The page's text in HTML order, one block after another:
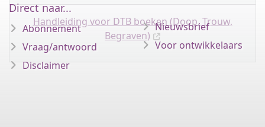
Handleiding voor DTB boeken (Doop, Trouw,
Begraven)
Direct naar...
Abonnement
Vraag/antwoord
Disclaimer
Nieuwsbrief
Voor ontwikkelaars